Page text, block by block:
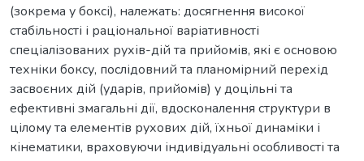
(зокрема у боксі), належать: досягнення високої
стабільності і раціональної варіативності
спеціалізованих рухів-дій та прийомів, які є основою
техніки боксу, послідовний та планомірний перехід
засвоєних дій (ударів, прийомів) у доцільні та
ефективні змагальні дії, вдосконалення структури в
цілому та елементів рухових дій, їхньої динаміки і
кінематики, враховуючи індивідуальні особливості та